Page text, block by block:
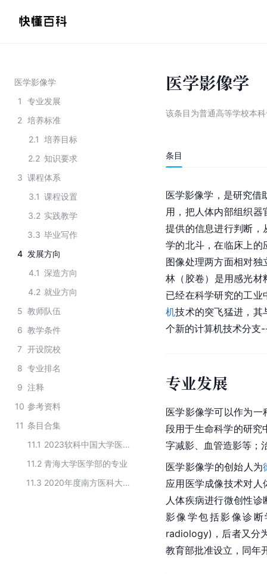
医学影像学
1
专业发展
2 培养标准
2.1 培养目标
2.2 知识要求
3 课程体系
3.1 课程设置
3.2 实践教学
3.3 毕业写作
4 发展方向
4.1 深造方向
4.2 就业方向
5 教师队伍
6 教学条件
7 开设院校
8 专业排名
9 注释
10 参考资料
11 条目合集
11.1
2023软科中国大学医学专业本科分类
11.2 青海大学医学部的专业
11.3
2020年度南方医科大学国家级一流本科专业名单
医学影像学
该条目为普通高等学校本
条目
医学影像学，是研究借
用，把人体内部组织
提供的信息进行判断，
学的北斗，在临床上的
图像处理两方面相对
林（胶卷）是用感光材
已经在科学研究的工
机技术的突飞猛进，其
个新的计算机技术分支
专业发展
医学影像学可以作为
段用于生命科学的研究
字减影、血管造影等；
医学影像学的创始人为
应用医学成像技术对
人体疾病进行微创性
影像学包括影像诊
radiology)，后者又分
教育部批准设立，同年